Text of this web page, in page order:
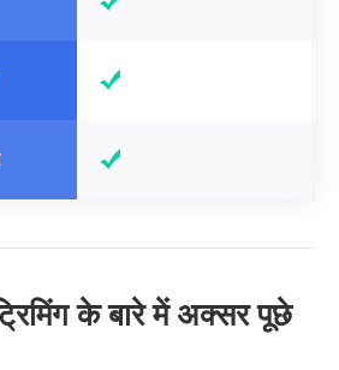
के बारे में अक्सर पूछे